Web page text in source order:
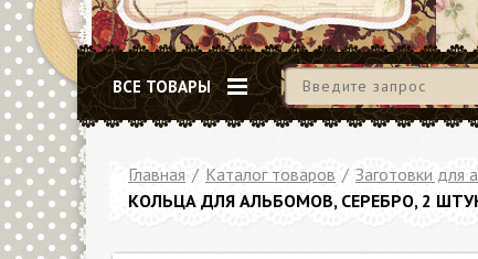
ВСЕ ТОВАРЫ
Главная / Каталог товаров / Заготовки для
КОЛЬЦА ДЛЯ АЛЬБОМОВ, СЕРЕБРО, 2